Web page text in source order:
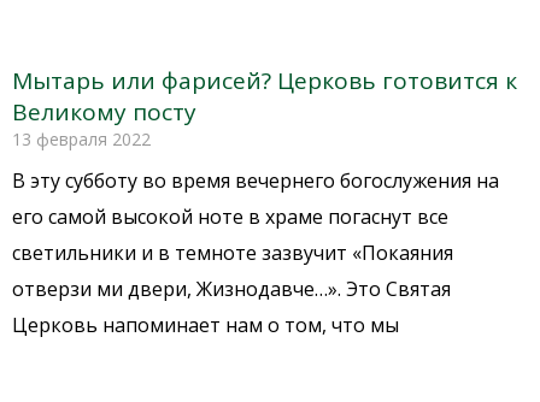
Мытарь или фарисей? Церковь готовится к
Великому посту
13 февраля 2022
В эту субботу во время вечернего богослужения на
его самой высокой ноте в храме погаснут все
светильники и в темноте зазвучит «Покаяния
отверзи ми двери, Жизнодавче…». Это Святая
Церковь напоминает нам о том, что мы